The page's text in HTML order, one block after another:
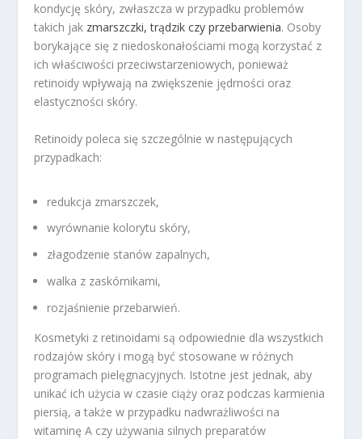
kondycję skóry, zwłaszcza w przypadku problemów
takich jak zmarszczki, trądzik czy przebarwienia. Osoby
borykające się z niedoskonałościami mogą korzystać z
ich właściwości przeciwstarzeniowych, ponieważ
retinoidy wpływają na zwiększenie jędrności oraz
elastyczności skóry.
Retinoidy poleca się szczególnie w następujących
przypadkach:
redukcja zmarszczek,
wyrównanie kolorytu skóry,
złagodzenie stanów zapalnych,
walka z zaskórnikami,
rozjaśnienie przebarwień.
Kosmetyki z retinoidami są odpowiednie dla wszystkich
rodzajów skóry i mogą być stosowane w różnych
programach pielęgnacyjnych. Istotne jest jednak, aby
unikać ich użycia w czasie ciąży oraz podczas karmienia
piersią, a także w przypadku nadwrażliwości na
witaminę A czy używania silnych preparatów